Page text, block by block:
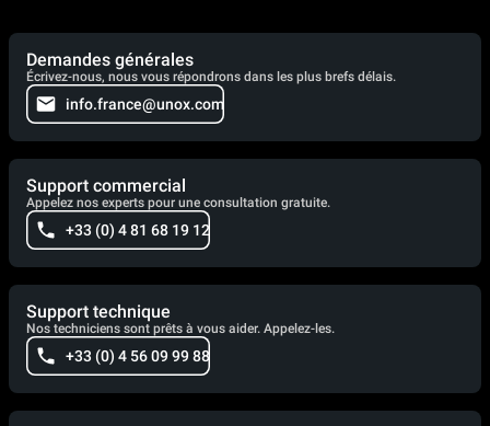
Demandes générales
Écrivez-nous, nous vous répondrons dans les plus brefs délais.
info.france@unox.com
Support commercial
Appelez nos experts pour une consultation gratuite.
+33 (0) 4 81 68 19 12
Support technique
Nos techniciens sont prêts à vous aider. Appelez-les.
+33 (0) 4 56 09 99 88